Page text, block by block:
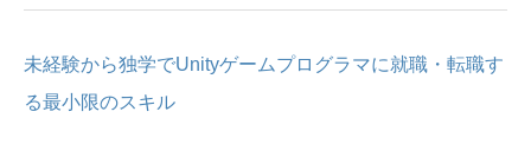
未経験から独学でUnityゲームプログラマに就職・転職す
る最小限のスキル